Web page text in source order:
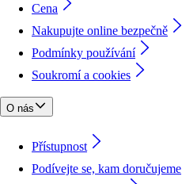
Cena
Nakupujte online bezpečně
Podmínky používání
Soukromí a cookies
O nás
Přístupnost
Podívejte se, kam doručujeme